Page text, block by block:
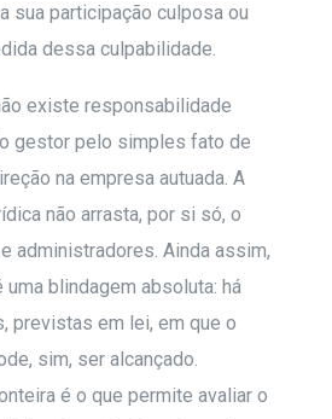
sua participação culposa ou
dessa culpabilidade.
existe responsabilidade
gestor pelo simples fato de
na empresa autuada. A
não arrasta, por si só, o
administradores. Ainda assim,
blindagem absoluta: há
previstas em lei, em que o
sim, ser alcançado.
é o que permite avaliar o